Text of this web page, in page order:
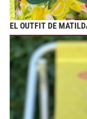
EL OUTFIT DE